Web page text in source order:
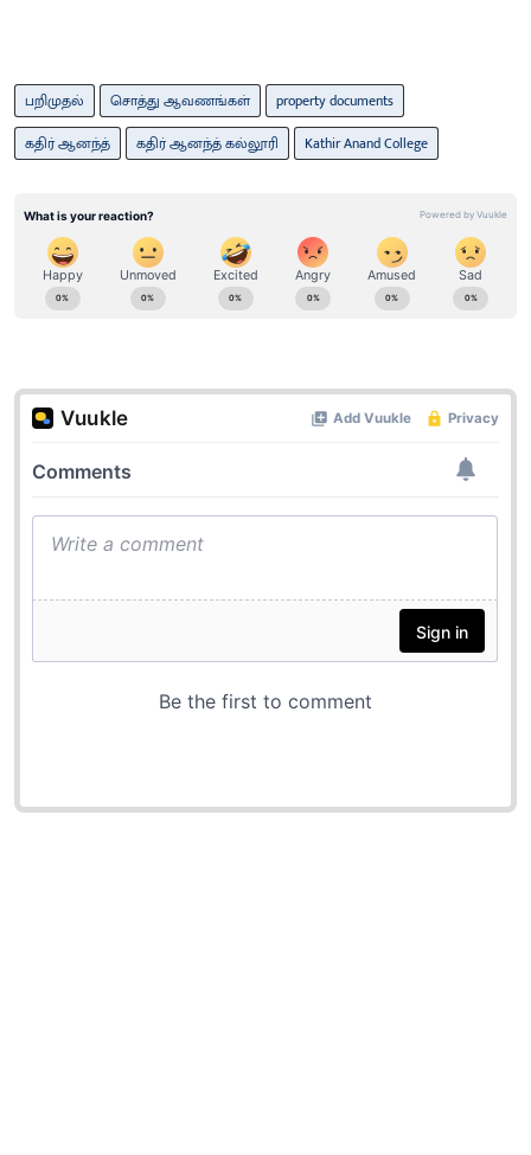
பறிமுதல் சொத்து ஆவணங்கள்
property documents
கதிர் ஆனந்த்
கதிர் ஆனந்த் கல்லூரி Kathir Anand College